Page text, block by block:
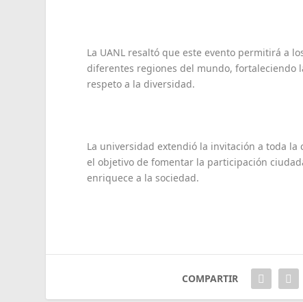
La UANL resaltó que este evento permitirá a
diferentes regiones del mundo, fortaleciendo
respeto a la diversidad.
La universidad extendió la invitación a toda
el objetivo de fomentar la participación
enriquece a la sociedad.
COMPARTIR